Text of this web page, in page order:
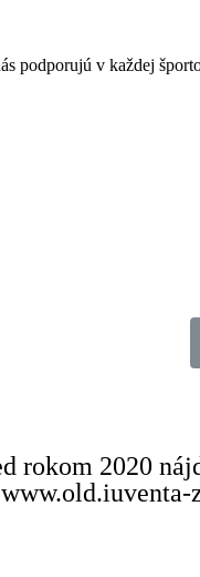
podporujú v každej
rokom 2020